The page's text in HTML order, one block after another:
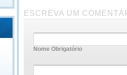
ESCREVA UM
Nome Obrigatório